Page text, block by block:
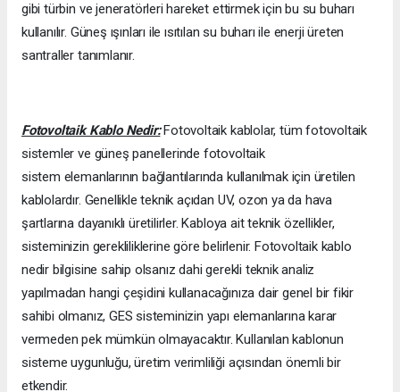
gibi türbin ve jeneratörleri hareket ettirmek için bu su buharı
kullanılır. Güneş ışınları ile ısıtılan su buharı ile enerji üreten
santraller tanımlanır.
Fotovoltaik Kablo Nedir:Fotovoltaik kablolar, tüm fotovoltaik
sistemler ve güneş panellerinde fotovoltaik
sistem elemanlarının bağlantılarında kullanılmak için üretilen
kablolardır. Genellikle teknik açıdan UV, ozon ya da hava
şartlarına dayanıklı üretilirler. Kabloya ait teknik özellikler,
sisteminizin gerekliliklerine göre belirlenir. Fotovoltaik kablo
nedir bilgisine sahip olsanız dahi gerekli teknik analiz
yapılmadan hangi çeşidini kullanacağınıza dair genel bir fikir
sahibi olmanız, GES sisteminizin yapı elemanlarına karar
vermeden pek mümkün olmayacaktır. Kullanılan kablonun
sisteme uygunluğu, üretim verimliliği açısından önemli bir
etkendir.